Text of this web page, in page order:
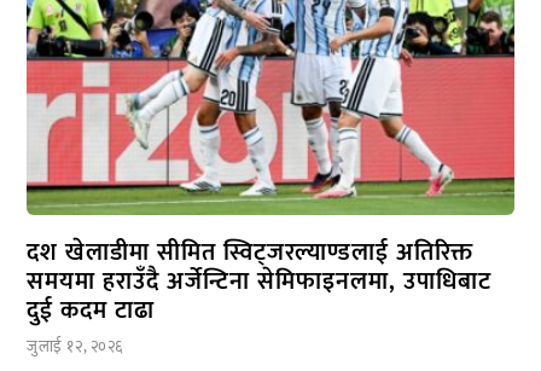
जुलाई १२, २०२६
दश खेलाडीमा सीमित स्विट्जरल्याण्डलाई अतिरिक्त
समयमा हराउँदै अर्जेन्टिना सेमिफाइनलमा, उपाधिबाट
दुई कदम टाढा